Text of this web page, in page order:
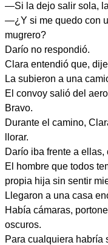
—Si la dejo salir sola,
—¿Y si me quedo con
mugrero?
Darío no respondió.
Clara entendió que,
La subieron a una
El convoy salió del
Bravo.
Durante el camino,
llorar.
Darío iba frente a
El hombre que todos
propia hija sin sentir
Llegaron a una casa
Había cámaras,
oscuros.
Para cualquiera habría